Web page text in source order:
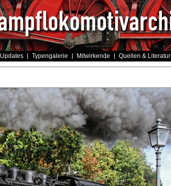
Updates Typengalerie Mitwirkende Quellen & Literatur